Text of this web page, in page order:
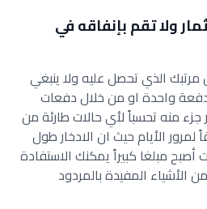
ولا تقم بإنفاقه في
الذي تحصل عليه ولا ينبغي
واحدة او من خلال دفعات
جزء منه تحسباً لأي حالات طارئة من
الأيام حيث ان الادخار طول
مبلغا كبيراً يمكنك الاستفادة
الأشياء المفيدة بالمردود